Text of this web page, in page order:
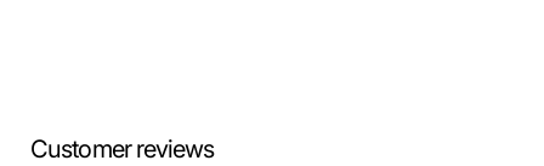
Customer reviews